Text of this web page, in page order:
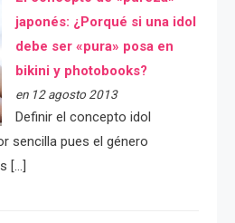
japonés: ¿Porqué si una idol
debe ser «pura» posa en
bikini y photobooks?
en 12 agosto 2013
Definir el concepto idol
sencilla pues el género
[…]